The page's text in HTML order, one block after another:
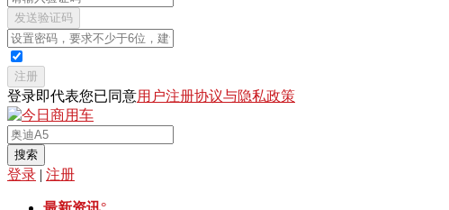
发送验证码
注册
登录即代表您已同意用户注册协议与隐私政策
搜索
登录 | 注册